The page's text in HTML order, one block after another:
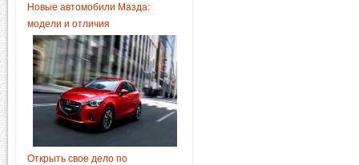
Новые автомобили Мазда:
модели и отличия
Открыть свое дело по